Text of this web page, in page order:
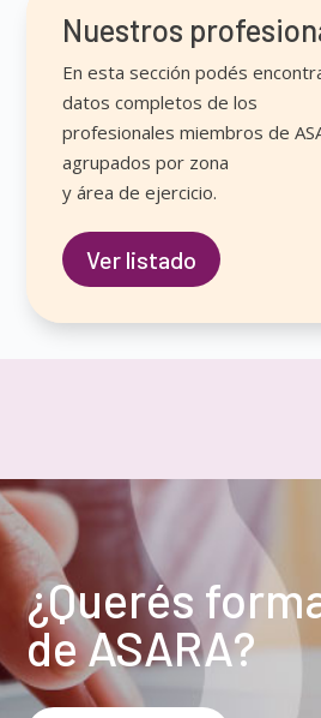
Nuestros
En esta sección podés
datos completos de los
profesionales miembros de
agrupados por zona
y área de ejercicio.
Ver listado
¿Querés
de ASARA?